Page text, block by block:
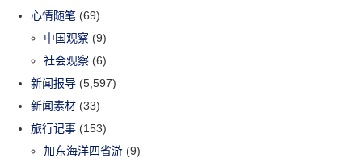
心情随笔 (69)
中国观察 (9)
社会观察 (6)
新闻报导 (5,597)
新闻素材 (33)
旅行记事 (153)
加东海洋四省游 (9)